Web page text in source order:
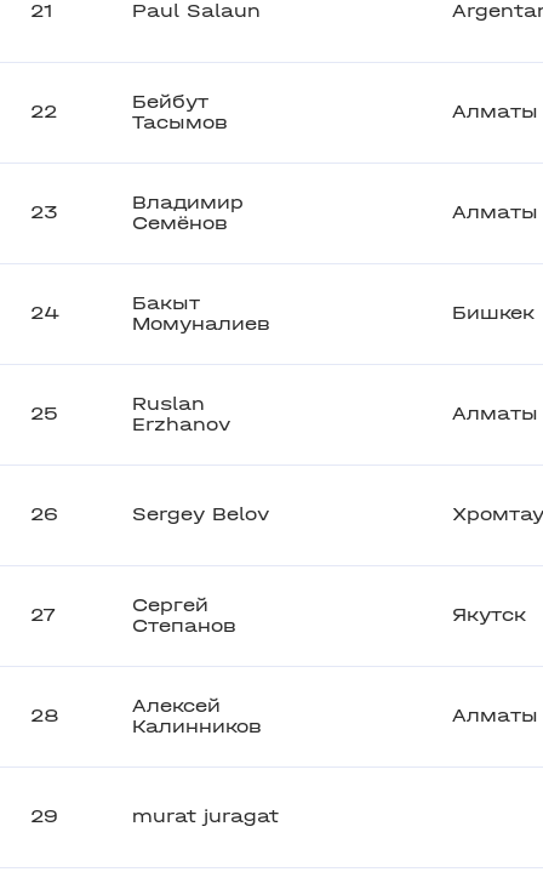
21 Paul Salaun
22
Бейбут
Тасымов
Алматы
23
Владимир
Семёнов
Алматы
24
Бакыт
Момуналиев
Бишкек
25
Ruslan
Erzhanov
Алматы
26 Sergey Belov Хромтау
27
Сергей
Степанов
Якутск
28
Алексей
Калинников
Алматы
29 murat juragat